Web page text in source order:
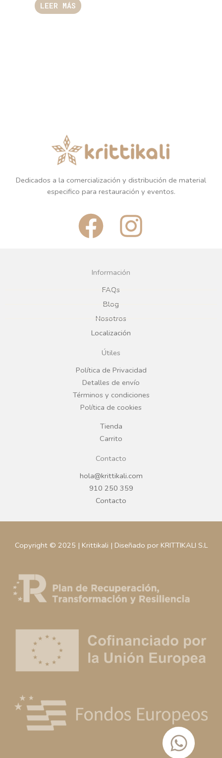
LEER MÁS
Dedicados a la comercialización y distribución de material
especifico para restauración y eventos.
F
a
c
e
b
o
o
k
I
n
g
r
a
Información
FAQs
Blog
Nosotros
Localización
Útiles
Política de Privacidad
Detalles de envío
Términos y condiciones
Política de cookies
Tienda
Carrito
Contacto
hola@krittikali.com
910 250 359
Contacto
Copyright © 2025 | Krittikali | Diseñado por KRITTIKALI S.L